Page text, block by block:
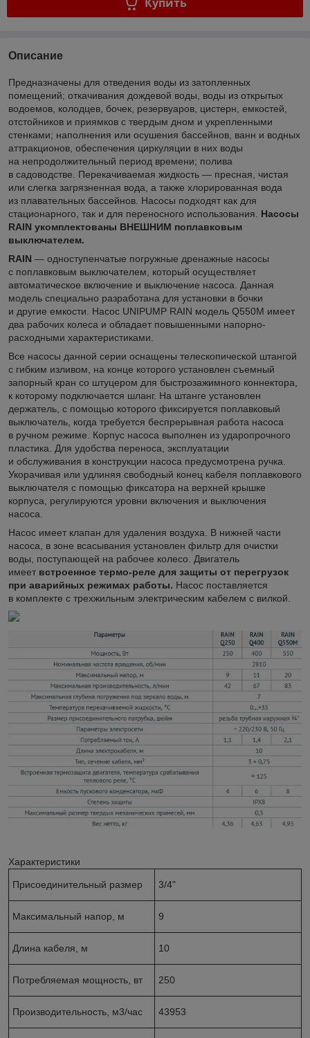
Описание
Предназначены для отведения воды из затопленных
помещений; откачивания дождевой воды, воды из открытых
водоемов, колодцев, бочек, резервуаров, цистерн, емкостей,
отстойников и приямков с твердым дном и укрепленными
стенками; наполнения или осушения бассейнов, ванн и водных
аттракционов, обеспечения циркуляции в них воды
на непродолжительный период времени; полива
в садоводстве. Перекачиваемая жидкость — пресная, чистая
или слегка загрязненная вода, а также хлорированная вода
из плавательных бассейнов. Насосы подходят как для
стационарного, так и для переносного использования. Насосы
RAIN укомплектованы ВНЕШНИМ поплавковым
выключателем.
RAIN — одноступенчатые погружные дренажные насосы
с поплавковым выключателем, который осуществляет
автоматическое включение и выключение насоса. Данная
модель специально разработана для установки в бочки
и другие емкости. Насос UNIPUMP RAIN модель Q550M имеет
два рабочих колеса и обладает повышенными напорно-
расходными характеристиками.
Все насосы данной серии оснащены телескопической штангой
с гибким изливом, на конце которого установлен съемный
запорный кран со штуцером для быстрозажимного коннектора,
к которому подключается шланг. На штанге установлен
держатель, с помощью которого фиксируется поплавковый
выключатель, когда требуется беспрерывная работа насоса
в ручном режиме. Корпус насоса выполнен из ударопрочного
пластика. Для удобства переноса, эксплуатации
и обслуживания в конструкции насоса предусмотрена ручка.
Укорачивая или удлиняя свободный конец кабеля поплавкового
выключателя с помощью фиксатора на верхней крышке
корпуса, регулируются уровни включения и выключения
насоса.
Насос имеет клапан для удаления воздуха. В нижней части
насоса, в зоне всасывания установлен фильтр для очистки
воды, поступающей на рабочее колесо. Двигатель
имеет встроенное термо-реле для защиты от перегрузок
при аварийных режимах работы. Насос поставляется
в комплекте с трехжильным электрическим кабелем с вилкой.
Характеристики
Присоединительный размер 3/4"
Максимальный напор, м 9
Длина кабеля, м 10
Потребляемая мощность, вт 250
Производительность, м3/час 43953